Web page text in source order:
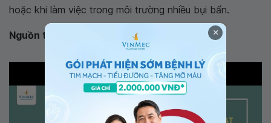
hoặc khi làm việc trong môi trường nhiều bụi bẩn.
Nguồn tham khảo: Bộ Y tế ×